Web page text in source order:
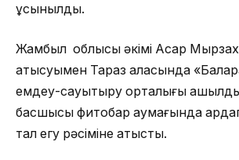
ұсынылды.
Жамбыл облысы әкімі Асқар
қатысуымен Тараз қаласында
емдеу-сауықтыру орталығы
басшысы фитобар аумағында
тал егу рәсіміне қатысты.